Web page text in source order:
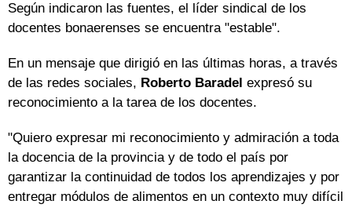
Según indicaron las fuentes, el líder sindical de los
docentes bonaerenses se encuentra "estable".
En un mensaje que dirigió en las últimas horas, a través
de las redes sociales, Roberto Baradel expresó su
reconocimiento a la tarea de los docentes.
"Quiero expresar mi reconocimiento y admiración a toda
la docencia de la provincia y de todo el país por
garantizar la continuidad de todos los aprendizajes y por
entregar módulos de alimentos en un contexto muy difícil